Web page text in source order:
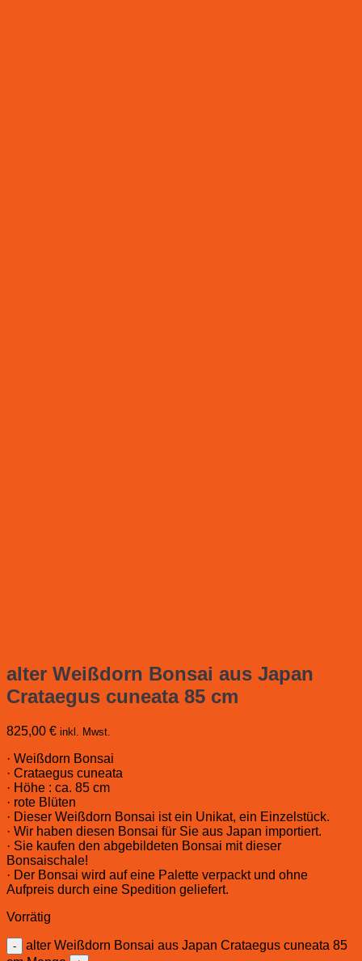
alter Weißdorn Bonsai aus Japan
Crataegus cuneata 85 cm
825,00 € inkl. Mwst.
· Weißdorn Bonsai
· Crataegus cuneata
· Höhe : ca. 85 cm
· rote Blüten
· Dieser Weißdorn Bonsai ist ein Unikat, ein Einzelstück.
· Wir haben diesen Bonsai für Sie aus Japan importiert.
· Sie kaufen den abgebildeten Bonsai mit dieser
Bonsaischale!
· Der Bonsai wird auf eine Palette verpackt und ohne
Aufpreis durch eine Spedition geliefert.
Vorrätig
alter Weißdorn Bonsai aus Japan Crataegus cuneata 85